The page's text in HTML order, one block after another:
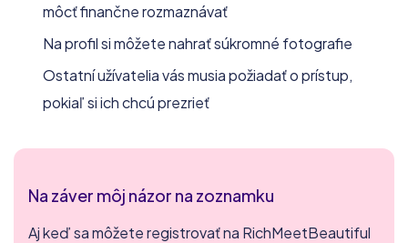
môcť finančne rozmaznávať
Na profil si môžete nahrať súkromné fotografie
Ostatní užívatelia vás musia požiadať o prístup,
pokiaľ si ich chcú prezrieť
Na záver môj názor na zoznamku
Aj keď sa môžete registrovať na RichMeetBeautiful